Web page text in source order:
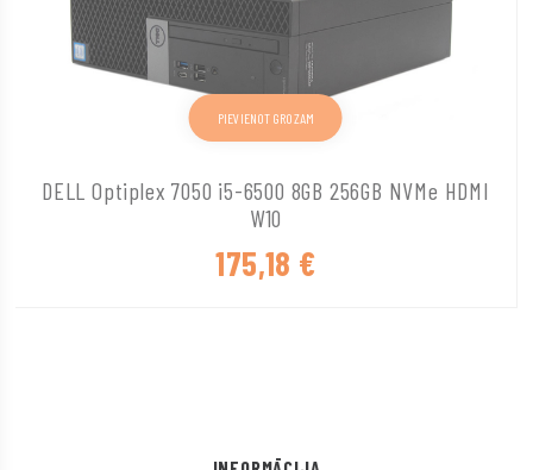
DELL Optiplex 7050 i5-6500 8GB 256GB NVMe HDMI
W10
175,18 €
PIEVIENOT GROZAM